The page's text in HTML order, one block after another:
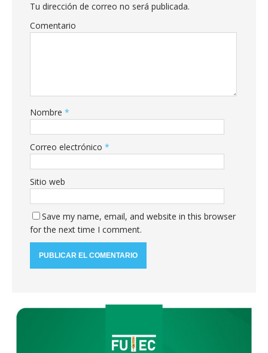
Tu dirección de correo no será publicada.
Comentario
Nombre *
Correo electrónico *
Sitio web
Save my name, email, and website in this browser
for the next time I comment.